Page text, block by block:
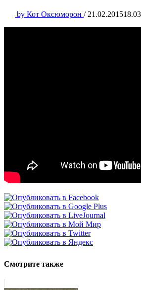
by Кот Оксюморон / 21.02.2015
Смотрите также